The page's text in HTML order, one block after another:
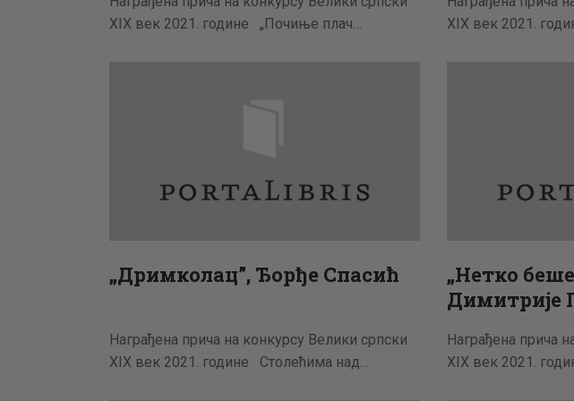
XIX век 2021. године „Почиње плач…
XIX век 2021.
„Дримколац”, Ђорђе Спасић
Награђена прича на конкурсу Велики српски
XIX век 2021. године Столећима над…
„Нетко
Димитрије
Награђена прича
XIX век 2021.